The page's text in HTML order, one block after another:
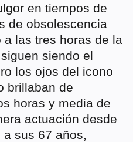
en tiempos de
de obsolescencia
las tres horas de la
siendo el
los ojos del icono
brillaban de
horas y media de
actuación desde
sus 67 años,